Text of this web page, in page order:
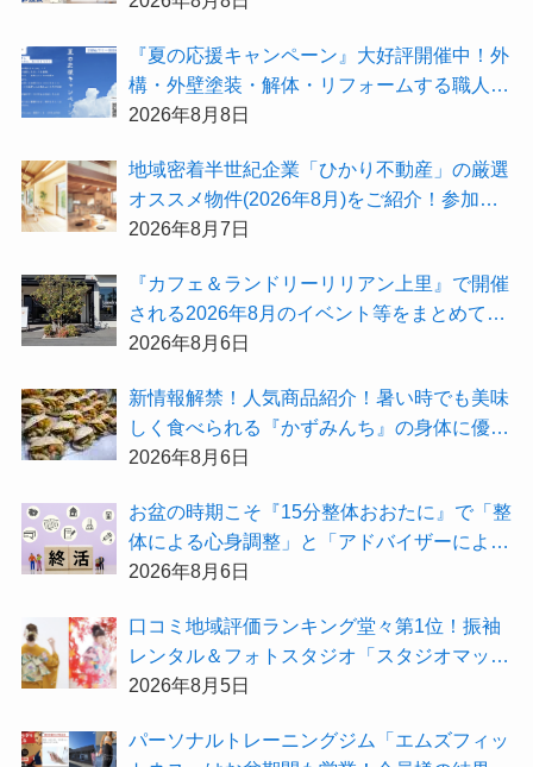
『夏の応援キャンペーン』大好評開催中！外
構・外壁塗装・解体・リフォームする職人を
探すなら『街の職人さん.com』がオススメ
2026年8月8日
地域密着半世紀企業「ひかり不動産」の厳選
オススメ物件(2026年8月)をご紹介！参加費
無料『”木の家”新潟工場見学会』のご予約も
2026年8月7日
『カフェ＆ランドリーリリアン上里』で開催
される2026年8月のイベント等をまとめてご
紹介！
2026年8月6日
新情報解禁！人気商品紹介！暑い時でも美味
しく食べられる『かずみんち』の身体に優し
い天然酵母手作り減塩パンを召し上がれ♪
2026年8月6日
お盆の時期こそ『15分整体おおたに』で「整
体による心身調整」と「アドバイザーによる
身辺整理の準備」をしてみませんか？
2026年8月6日
⼝コミ地域評価ランキング堂々第1位！振袖
レンタル＆フォトスタジオ「スタジオマック
ス」がお得な『2026年8月限定キャンペー
2026年8月5日
パーソナルトレーニングジム「エムズフィッ